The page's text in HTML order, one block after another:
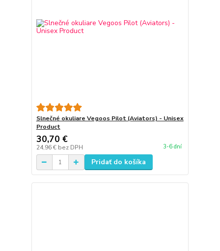
Slnečné okuliare Vegoos Pilot (Aviators) - Unisex
Product
30,70 €
24,96 € bez DPH 3-6 dní
Pridať do košíka